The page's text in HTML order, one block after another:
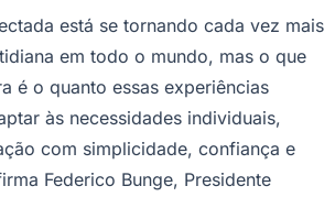
está se tornando cada vez mais
em todo o mundo, mas o que
é o quanto essas experiências
às necessidades individuais,
com simplicidade, confiança e
Federico Bunge, Presidente